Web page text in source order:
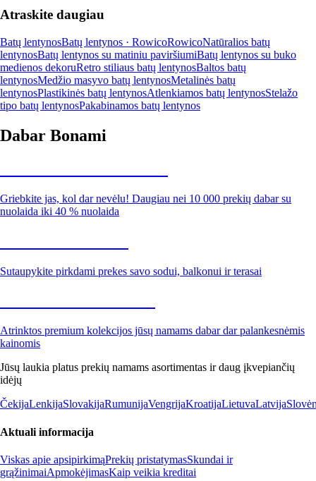
Atraskite daugiau
Batų lentynosBatų lentynos · RowicoRowicoNatūralios batų
lentynosBatų lentynos su matiniu paviršiumiBatų lentynos su buko
medienos dekoruRetro stiliaus batų lentynosBaltos batų
lentynosMedžio masyvo batų lentynosMetalinės batų
lentynosPlastikinės batų lentynosAtlenkiamos batų lentynosStelažo
tipo batų lentynosPakabinamos batų lentynos
Dabar Bonami
Griebkite jas, kol dar nevėlu! Daugiau nei 10 000 prekių dabar su
nuolaida iki 40 % nuolaida
Sutaupykite pirkdami prekes savo sodui, balkonui ir terasai
Atrinktos premium kolekcijos jūsų namams dabar dar palankesnėmis
kainomis
Jūsų laukia platus prekių namams asortimentas ir daug įkvepiančių
idėjų
ČekijaLenkijaSlovakijaRumunijaVengrijaKroatijaLietuvaLatvija
Aktuali informacija
Viskas apie apsipirkimąPrekių pristatymasSkundai ir
grąžinimaiApmokėjimasKaip veikia kreditai